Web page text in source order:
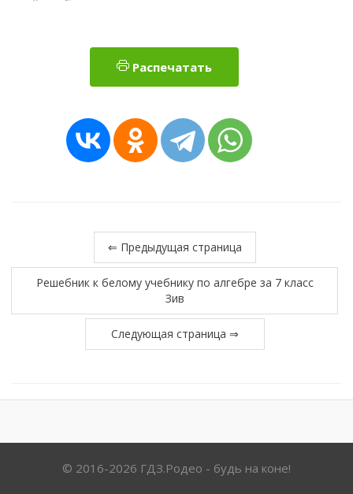
Распечатать
⇐ Предыдущая страница
Решебник к белому учебнику по алгебре за 7 класс
Зив
Следующая страница ⇒
© 2016-2026 ГДЗ.Родео - будь на коне!